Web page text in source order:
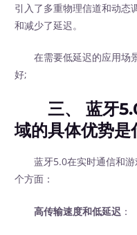
引入了多重物理信道和动态
和减少了延迟。
在需要低延迟的应用场
好;
三、 蓝牙5.0
域的具体优势是
蓝牙5.0在实时通信和游
个方面：
高传输速度和低延迟 ：